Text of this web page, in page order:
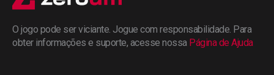
O jogo pode ser viciante. Jogue com responsabilidade. Para
obter informações e suporte, acesse nossa Página de Ajuda